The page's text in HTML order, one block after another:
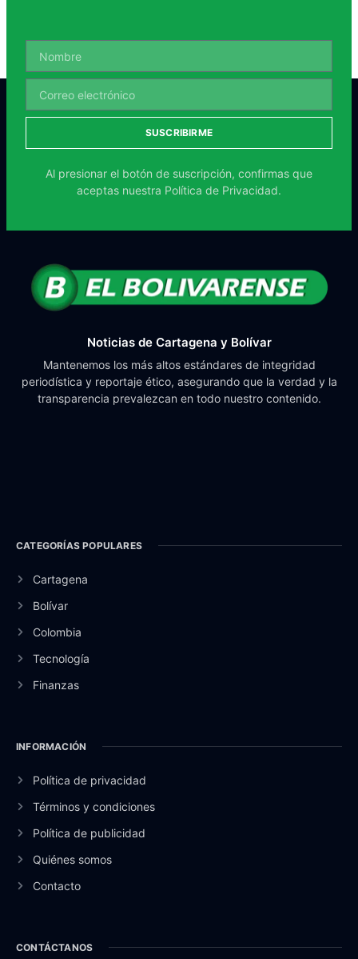
SUSCRIBIRME
Al presionar el botón de suscripción, confirmas que
aceptas nuestra Política de Privacidad.
Noticias de Cartagena y Bolívar
Mantenemos los más altos estándares de integridad
periodística y reportaje ético, asegurando que la verdad y la
transparencia prevalezcan en todo nuestro contenido.
CATEGORÍAS POPULARES
Cartagena
Bolívar
Colombia
Tecnología
Finanzas
INFORMACIÓN
Política de privacidad
Términos y condiciones
Política de publicidad
Quiénes somos
Contacto
CONTÁCTANOS